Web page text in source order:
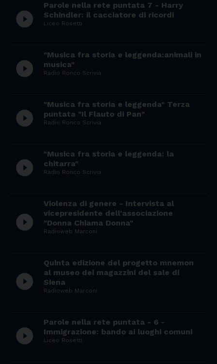
play_circle_filled
Parole nella rete puntata 7 - Harry
Schindler: il cacciatore di ricordi
Liceo Rosetti
play_circle_filled
"Musica fra storia e leggenda:animali in
musica"
Radio Ronco Scrivia
play_circle_filled
"Musica fra storia e leggenda" Terza
puntata "Il Flauto di Pan"
Radio Ronco Scrivia
play_circle_filled
"Musica fra storia e leggenda: la
chitarra"
Radio Ronco Scrivia
play_circle_filled
Violenza di genere - Intervista al
vicepresidente dell'associazione
"Donna Chiama Donna"
Radioweb Marconi
play_circle_filled
Quinta edizione del progetto mnemon
al museo dei magazzini del sale di
Siena
Radioweb Marconi
play_circle_filled
Parole nella rete puntata - 6 -
Immigrazione: bando ai luoghi comuni
Liceo Rosetti